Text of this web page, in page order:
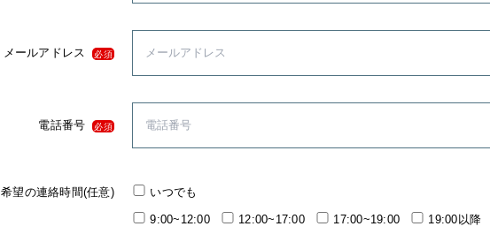
メールアドレス 必須
電話番号 必須
希望の連絡時間(任意) いつでも
9:00~12:00 12:00~17:00 17:00~19:00 19:00以降